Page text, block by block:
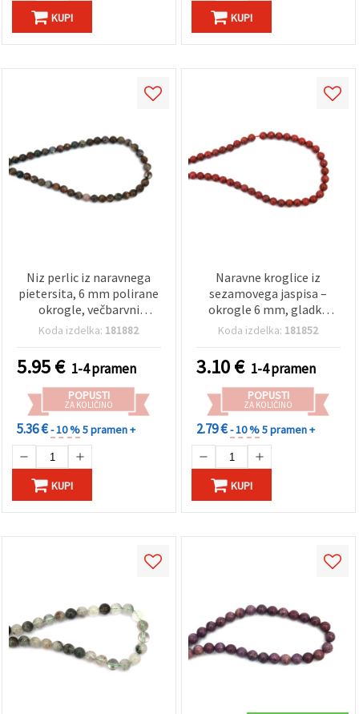
KUPI KUPI
Niz perlic iz naravnega
pietersita, 6 mm polirane
okrogle, večbarvni
zemeljski toni ~ 62 kosov,
Koda izdelka: 181882
5.95€ 1-4 pramen
POPUSTI
ZA KOLIČINO
5.36 €- 10 %5 pramen +
KUPI
Naravne kroglice iz
sezamovega jaspisa –
okrogle 6 mm, gladko
polirane – 1 niz (pribl. 62
za DIY izdelavo nakita,
zapestnic in ogrlic
Koda izdelka: 181852
3.10€ 1-4 pramen
POPUSTI
ZA KOLIČINO
2.79 €- 10 %5 pramen +
KUPI